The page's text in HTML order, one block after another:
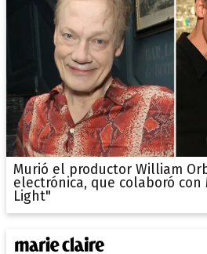
Murió el productor William
electrónica, que colaboró con
Light"